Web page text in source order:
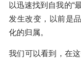
以迅速找到自我的“
发生改变，以前是
化的归属。
我们可以看到，在